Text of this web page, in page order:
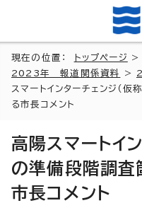
現在の位置： トップページ
2023年 報道関係資料
>
スマートインターチェンジ（
る市長コメント
高陽スマートイ
の準備段階調査
市長コメント